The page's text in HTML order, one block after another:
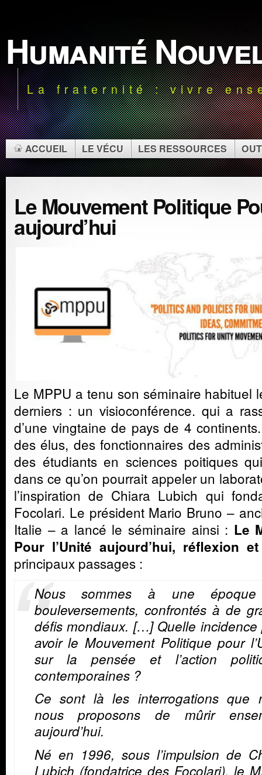
Humanité
La fraternité : vivre
ACCUEIL LE VÉCU LES RESSOURCES
Le Mouvement Politique
aujourd’hui
Le MPPU a tenu son séminaire habituel
derniers : un visioconférence. qui a
d’une vingtaine de pays de 4
des élus, des fonctionnaires des
des étudiants en sciences poitiques
dans ce qu’on pourrait appeler un
l’inspiration de Chiara Lubich qui
Focolari. Le président Mario Bruno –
Italie – a lancé le séminaire ainsi : Le
Pour l’Unité aujourd’hui, réflexion
principaux passages :
Nous sommes à une
bouleversements, confrontés à de
défis mondiaux. […] Quelle incidence
avoir le Mouvement Politique pour
sur la pensée et l’action
contemporaines ?
Ce sont là les interrogations que
nous proposons de mûrir
aujourd’hui.
Né en 1996, sous l’impulsion de
Lubich (fondatrice des Focolari), le